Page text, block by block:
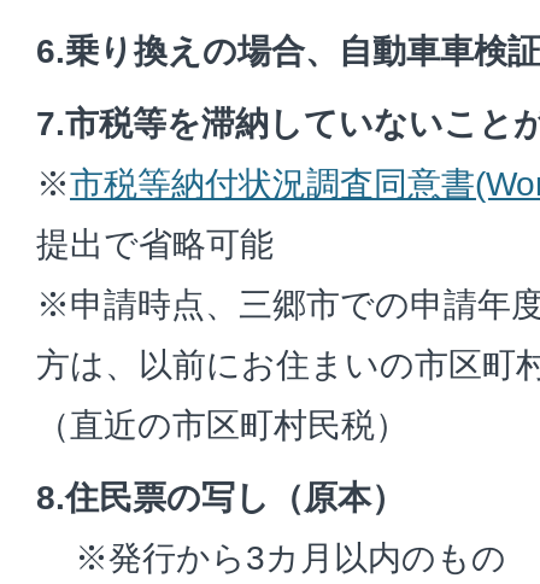
6.乗り換えの場合、自動車車検
7.市税等を滞納していないこと
※市税等納付状況調査同意書
提出で省略可能
※申請時点、三郷市での申請年
方は、以前にお住まいの市区町
（直近の市区町村民税）
8.住民票の写し（原本）
※発行から3カ月以内のもの